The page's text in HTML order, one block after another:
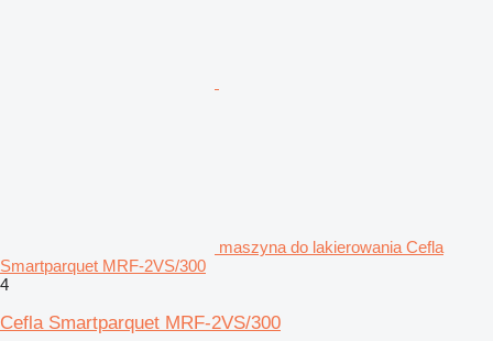
maszyna do lakierowania Cefla
Smartparquet MRF-2VS/300
4
Cefla Smartparquet MRF-2VS/300